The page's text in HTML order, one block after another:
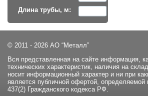
Длина трубы, м:
© 2011 - 2026 АО “Металл”
Вся представленная на сайте информация,
технических характеристик, наличия на
носит информационный характер и ни при
является публичной офертой,
437(2) Гражданского кодекса РФ.